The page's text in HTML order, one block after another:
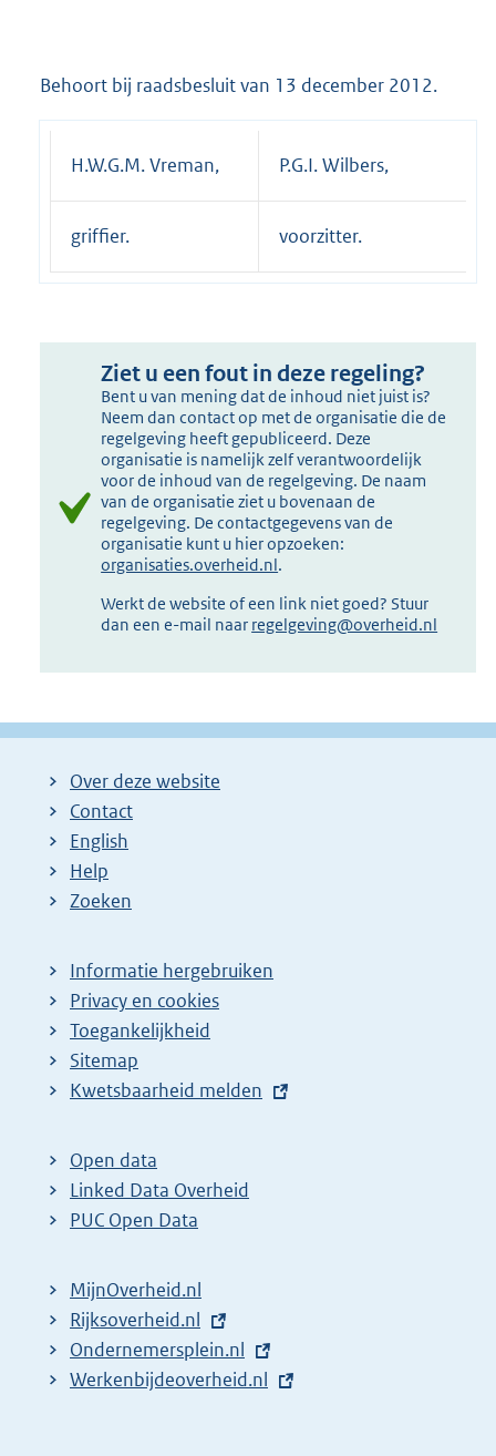
Behoort bij raadsbesluit van 13 december 2012.
H.W.G.M. Vreman, P.G.I. Wilbers,
griffier. voorzitter.
Ziet u een fout in deze regeling?
Bent u van mening dat de inhoud niet juist is?
Neem dan contact op met de organisatie die de
regelgeving heeft gepubliceerd. Deze
organisatie is namelijk zelf verantwoordelijk
voor de inhoud van de regelgeving. De naam
van de organisatie ziet u bovenaan de
regelgeving. De contactgegevens van de
organisatie kunt u hier opzoeken:
organisaties.overheid.nl.
Werkt de website of een link niet goed? Stuur
dan een e-mail naar regelgeving@overheid.nl
Over deze website
Contact
English
Help
Zoeken
Informatie hergebruiken
Privacy en cookies
Toegankelijkheid
Sitemap
E
t
e
r
l
i
n
k
Kwetsbaarheid melden
Open data
Linked Data Overheid
PUC Open Data
MijnOverheid.nl
E
x
t
Rijksoverheid.nl
E
x
Ondernemersplein.nl
E
Werkenbijdeoverheid.nl